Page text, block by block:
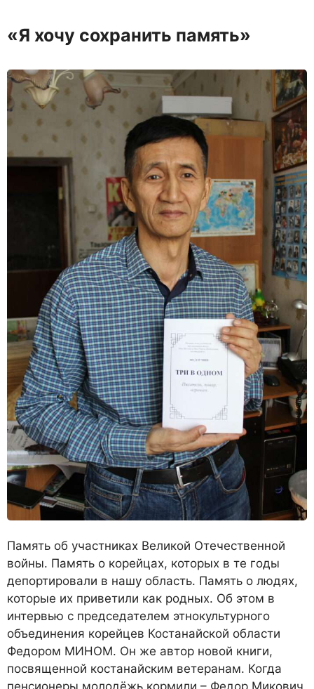
«Я хочу сохранить память»
Память об участниках Великой Отечественной
войны. Память о корейцах, которых в те годы
депортировали в нашу область. Память о людях,
которые их приветили как родных. Об этом в
интервью с председателем этнокультурного
объединения корейцев Костанайской области
Федором МИНОМ. Он же автор новой книги,
посвященной костанайским ветеранам. Когда
пенсионеры молодёжь кормили – Федор Микович,